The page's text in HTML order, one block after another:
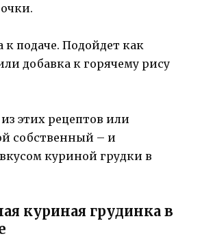
к подаче. Подойдет как
добавка к горячему рису
этих рецептов или
собственный – и
куриной грудки в
куриная грудинка в